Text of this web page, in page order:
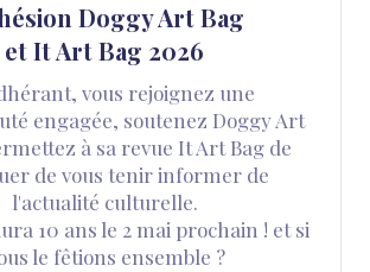
Doggy Art Bag
et It Art Bag 2026
vous rejoignez une
engagée, soutenez Doggy Art
à sa revue It Art Bag de
de vous tenir informer de
l'actualité culturelle.
10 ans le 2 mai prochain ! et si
le fêtions ensemble ?